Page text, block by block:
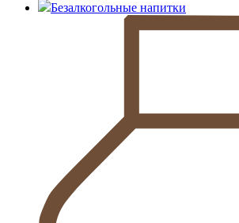
Безалкогольные напитки